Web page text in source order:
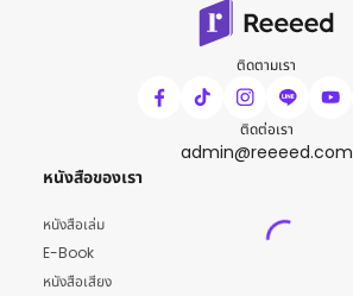
ติดตามเรา
ติดต่อเรา
admin@reeeed.com
หนังสือของเรา
หนังสือเล่ม
E-Book
หนังสือเสียง